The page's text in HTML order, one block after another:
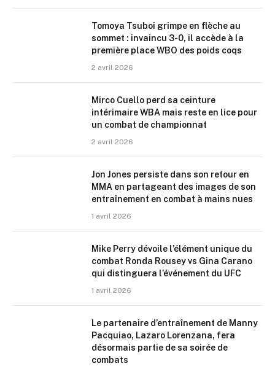
Tomoya Tsuboi grimpe en flèche au
sommet : invaincu 3-0, il accède à la
première place WBO des poids coqs
2 avril 2026
Mirco Cuello perd sa ceinture
intérimaire WBA mais reste en lice pour
un combat de championnat
2 avril 2026
Jon Jones persiste dans son retour en
MMA en partageant des images de son
entraînement en combat à mains nues
1 avril 2026
Mike Perry dévoile l’élément unique du
combat Ronda Rousey vs Gina Carano
qui distinguera l’événement du UFC
1 avril 2026
Le partenaire d’entraînement de Manny
Pacquiao, Lazaro Lorenzana, fera
désormais partie de sa soirée de
combats